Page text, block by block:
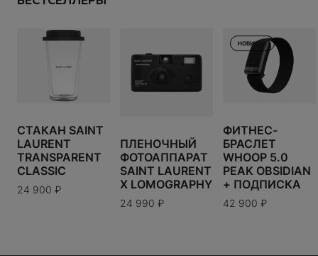
СТАКАН SAINT
LAURENT
TRANSPARENT
CLASSIC
24 900 ₽
ПЛЕНОЧНЫЙ
ФОТОАППАРАТ
SAINT LAURENT
X LOMOGRAPHY
24 990 ₽
НОВИНКА
ФИТНЕС-
БРАСЛЕТ
WHOOP 5.0
PEAK OBSIDIAN
+ ПОДПИСКА
42 900 ₽
5 990₽
Варианты доставки можно будет узнать при
оформлении заказа.
В КОРЗИНУ